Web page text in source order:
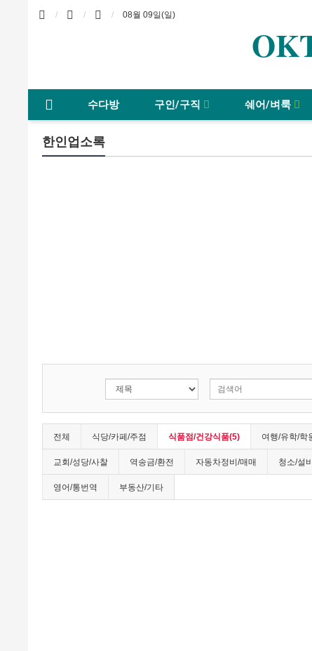
08월 09일(일)
수다방 구인/구직 쉐어/벼룩
한인업소록
전체 식당/카페/주점 식품점/건강식품(5) 여행/유학/학
교회/성당/사찰 역송금/환전 자동차정비/매매 청소/설비
영어/통번역 부동산/기타